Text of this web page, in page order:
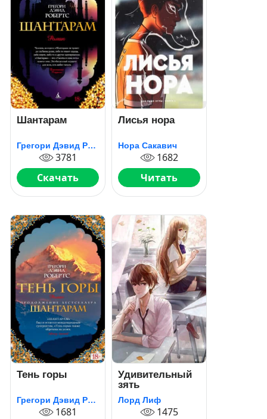
Шантарам
Грегори Дэвид Робертс
3781
Скачать
Лисья нора
Нора Сакавич
1682
Читать
Тень горы
Грегори Дэвид Робертс
1681
Удивительный
зять
Лорд Лиф
1475